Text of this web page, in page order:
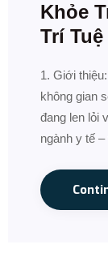
Khỏe
Trí Tuệ
1. Giới
không gian
đang len lỏi
ngành y tế